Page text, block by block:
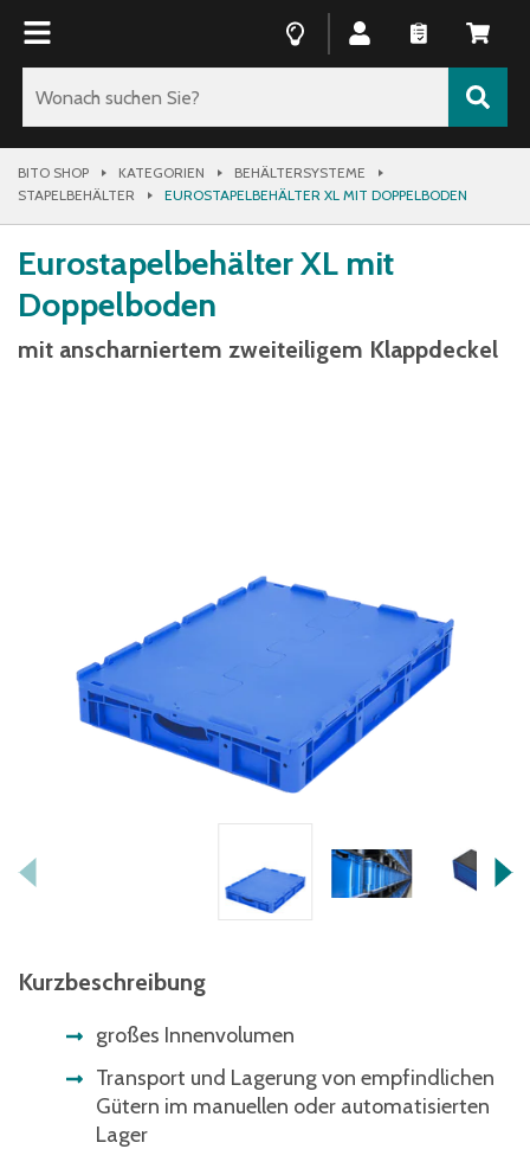
BITO SHOP KATEGORIEN
BEHÄLTERSYSTEME
STAPELBEHÄLTER
EUROSTAPELBEHÄLTER XL MIT DOPPELBODEN
Eurostapelbehälter XL mit
Doppelboden
mit anscharniertem zweiteiligem Klappdeckel
Kurzbeschreibung
großes Innenvolumen
Transport und Lagerung von empfindlichen
Gütern im manuellen oder automatisierten
Lager